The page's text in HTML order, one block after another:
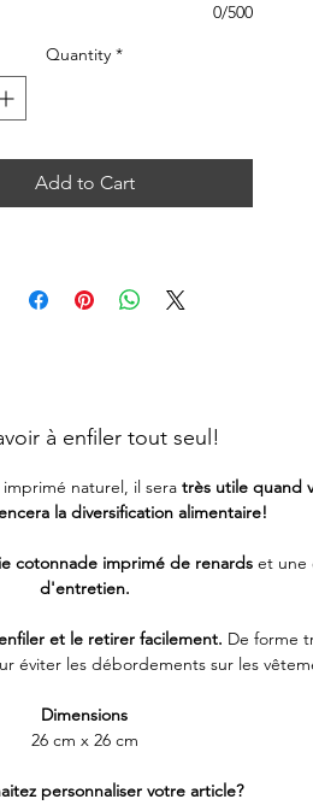
0/500
Quantity *
Add to Cart
à enfiler tout seul!
naturel, il sera très utile quand
la diversification alimentaire!
cotonnade imprimé de renards et une
d'entretien.
et le retirer facilement. De forme
éviter les débordements sur les
Dimensions
26 cm x 26 cm
personnaliser votre article?